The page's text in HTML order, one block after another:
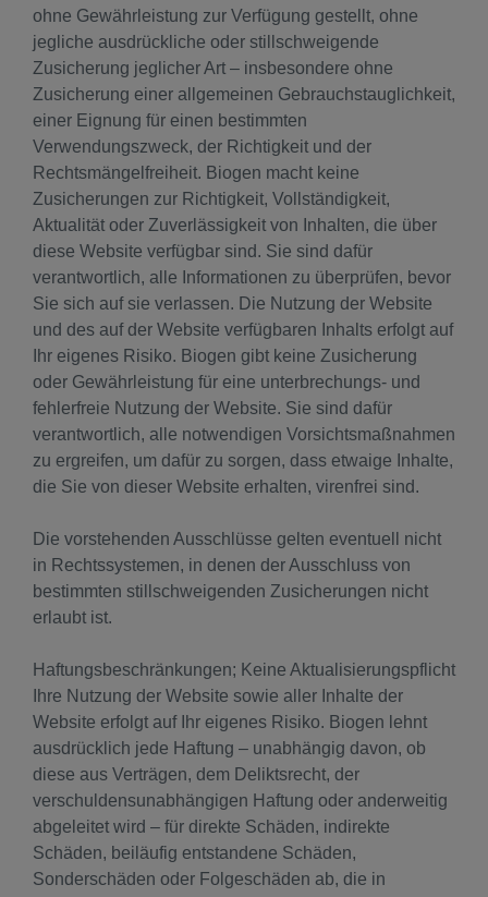
ohne Gewährleistung zur Verfügung gestellt, ohne
jegliche ausdrückliche oder stillschweigende
Zusicherung jeglicher Art – insbesondere ohne
Zusicherung einer allgemeinen Gebrauchstauglichkeit,
einer Eignung für einen bestimmten
Verwendungszweck, der Richtigkeit und der
Rechtsmängelfreiheit. Biogen macht keine
Zusicherungen zur Richtigkeit, Vollständigkeit,
Aktualität oder Zuverlässigkeit von Inhalten, die über
diese Website verfügbar sind. Sie sind dafür
verantwortlich, alle Informationen zu überprüfen, bevor
Sie sich auf sie verlassen. Die Nutzung der Website
und des auf der Website verfügbaren Inhalts erfolgt auf
Ihr eigenes Risiko. Biogen gibt keine Zusicherung
oder Gewährleistung für eine unterbrechungs- und
fehlerfreie Nutzung der Website. Sie sind dafür
verantwortlich, alle notwendigen Vorsichtsmaßnahmen
zu ergreifen, um dafür zu sorgen, dass etwaige Inhalte,
die Sie von dieser Website erhalten, virenfrei sind.
Die vorstehenden Ausschlüsse gelten eventuell nicht
in Rechtssystemen, in denen der Ausschluss von
bestimmten stillschweigenden Zusicherungen nicht
erlaubt ist.
Haftungsbeschränkungen; Keine Aktualisierungspflicht
Ihre Nutzung der Website sowie aller Inhalte der
Website erfolgt auf Ihr eigenes Risiko. Biogen lehnt
ausdrücklich jede Haftung – unabhängig davon, ob
diese aus Verträgen, dem Deliktsrecht, der
verschuldensunabhängigen Haftung oder anderweitig
abgeleitet wird – für direkte Schäden, indirekte
Schäden, beiläufig entstandene Schäden,
Sonderschäden oder Folgeschäden ab, die in